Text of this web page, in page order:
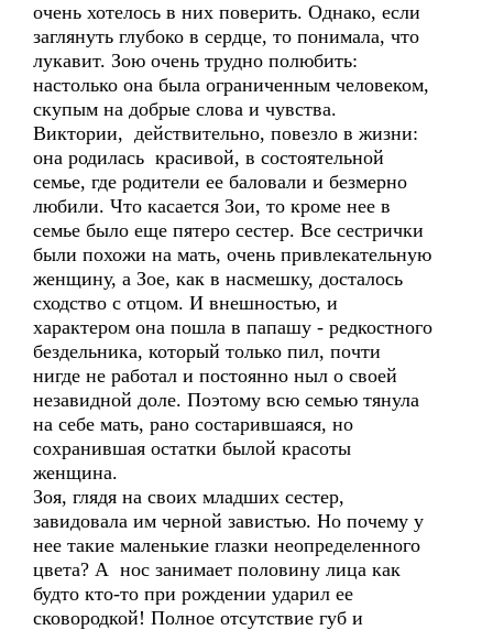
очень хотелось в них поверить. Однако, если
заглянуть глубоко в сердце, то понимала, что
лукавит. Зою очень трудно полюбить:
настолько она была ограниченным человеком,
скупым на добрые слова и чувства.
Виктории, действительно, повезло в жизни:
она родилась красивой, в состоятельной
семье, где родители ее баловали и безмерно
любили. Что касается Зои, то кроме нее в
семье было еще пятеро сестер. Все сестрички
были похожи на мать, очень привлекательную
женщину, а Зое, как в насмешку, досталось
сходство с отцом. И внешностью, и
характером она пошла в папашу - редкостного
бездельника, который только пил, почти
нигде не работал и постоянно ныл о своей
незавидной доле. Поэтому всю семью тянула
на себе мать, рано состарившаяся, но
сохранившая остатки былой красоты
женщина.
Зоя, глядя на своих младших сестер,
завидовала им черной завистью. Но почему у
нее такие маленькие глазки неопределенного
цвета? А нос занимает половину лица как
будто кто-то при рождении ударил ее
сковородкой! Полное отсутствие губ и